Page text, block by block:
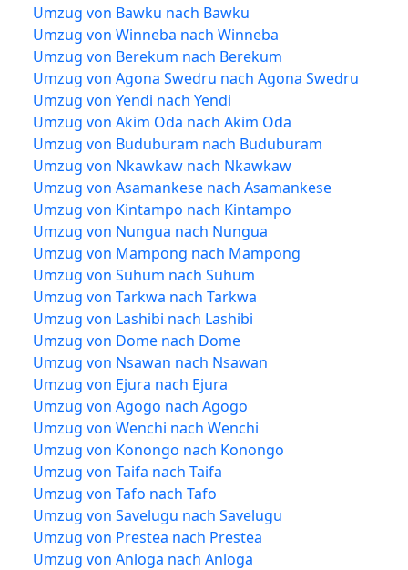
Umzug von Bawku nach Bawku
Umzug von Winneba nach Winneba
Umzug von Berekum nach Berekum
Umzug von Agona Swedru nach Agona Swedru
Umzug von Yendi nach Yendi
Umzug von Akim Oda nach Akim Oda
Umzug von Buduburam nach Buduburam
Umzug von Nkawkaw nach Nkawkaw
Umzug von Asamankese nach Asamankese
Umzug von Kintampo nach Kintampo
Umzug von Nungua nach Nungua
Umzug von Mampong nach Mampong
Umzug von Suhum nach Suhum
Umzug von Tarkwa nach Tarkwa
Umzug von Lashibi nach Lashibi
Umzug von Dome nach Dome
Umzug von Nsawan nach Nsawan
Umzug von Ejura nach Ejura
Umzug von Agogo nach Agogo
Umzug von Wenchi nach Wenchi
Umzug von Konongo nach Konongo
Umzug von Taifa nach Taifa
Umzug von Tafo nach Tafo
Umzug von Savelugu nach Savelugu
Umzug von Prestea nach Prestea
Umzug von Anloga nach Anloga